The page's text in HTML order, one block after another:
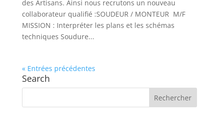
des Artisans. Ainsi nous recrutons un nouveau
collaborateur qualifié :SOUDEUR / MONTEUR M/F
MISSION : Interpréter les plans et les schémas
techniques Soudure...
« Entrées précédentes
Search